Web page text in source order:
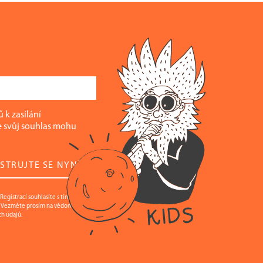
k zasílání
svůj souhlas mohu
SE NYNÍ
souhlasíte s tím, že údaje,
prosím na vědomí také
údajů.